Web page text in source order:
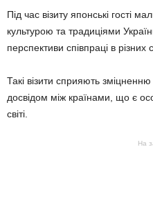
Під час візиту японські гості
культурою та традиціями
перспективи співпраці в різних
Такі візити сприяють
досвідом між країнами, що є
світі.
На